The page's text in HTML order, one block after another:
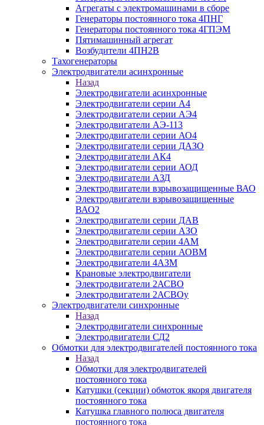
Агрегаты с электромашинами в сборе
Генераторы постоянного тока 4ПНГ
Генераторы постоянного тока 4ГПЭМ
Пятимашинный агрегат
Возбудители 4ПН2В
Тахогенераторы
Электродвигатели асинхронные
Назад
Электродвигатели асинхронные
Электродвигатели серии А4
Электродвигатели серии АЭ4
Электродвигатели АЭ-113
Электродвигатели серии АО4
Электродвигатели серии ДАЗО
Электродвигатели АК4
Электродвигатели серии АОД
Электродвигатели АЗД
Электродвигатели взрывозащищенные ВАО
Электродвигатели взрывозащищенные
ВАО2
Электродвигатели серии ДАВ
Электродвигатели серии АЗО
Электродвигатели серии 4АМ
Электродвигатели серии АОВМ
Электродвигатели 4АЗМ
Крановые электродвигатели
Электродвигатели 2АСВО
Электродвигатели 2АСВОу
Электродвигатели синхронные
Назад
Электродвигатели синхронные
Электродвигатели СД2
Обмотки для электродвигателей постоянного тока
Назад
Обмотки для электродвигателей
постоянного тока
Катушки (секции) обмоток якоря двигателя
постоянного тока
Катушка главного полюса двигателя
постоянного тока